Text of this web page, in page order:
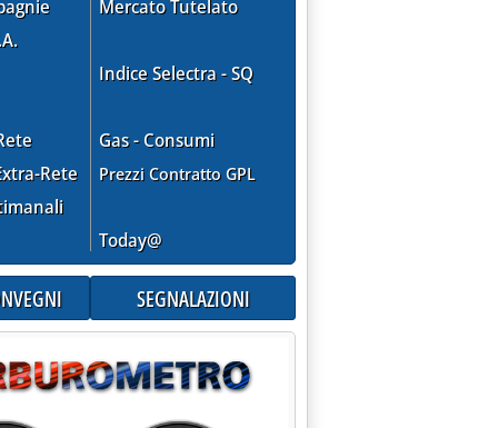
Rete
Mercato Tutelato
Indice Selectra - SQ
Gas - Consumi
Prezzi Contratto GPL
Today@
SEGNALAZIONI